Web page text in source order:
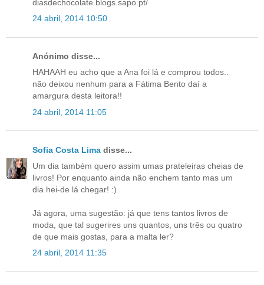
diasdechocolate.blogs.sapo.pt/
24 abril, 2014 10:50
Anónimo disse...
HAHAAH eu acho que a Ana foi lá e comprou todos..
não deixou nenhum para a Fátima Bento daí a
amargura desta leitora!!
24 abril, 2014 11:05
Sofia Costa Lima disse...
Um dia também quero assim umas prateleiras cheias de
livros! Por enquanto ainda não enchem tanto mas um
dia hei-de lá chegar! :)
Já agora, uma sugestão: já que tens tantos livros de
moda, que tal sugerires uns quantos, uns três ou quatro
de que mais gostas, para a malta ler?
24 abril, 2014 11:35